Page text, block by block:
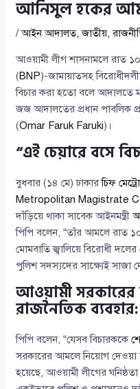
আনিসুল হকের
/আইন আদালত,জাতীয়,
আওয়ামী লীগ শাসনামলে রাত
(BNP)-জামায়াতসহ
বিচার করা হতো বলে আদালতে
জজ আদালতের প্রধান পাবলিক
(Omar Faruk Faruki)।
“এই চেয়ারে বসে
বুধবার (১৪ মে) ঢাকারচিফ
Metropolitan Magistrate
দাঁড়িয়ে থাকা সাবেক আইনমন্ত্রী
পিপি বলেন, “তাঁর আমলে রাত
মোমবাতি জ্বালিয়ে বিরোধী দলের
পুলিশ সদস্যদের সাক্ষ্যেই সাজা
আওয়ামী সরকারের
রাজনৈতিক
পিপি বলেন, “যেসব বিচারককে
সরকারের আমলে নিয়োগ দেওয়া
হয়েছে, আওয়ামী লীগের